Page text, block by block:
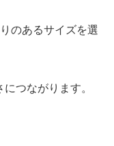
のあるサイズを選
つながります。